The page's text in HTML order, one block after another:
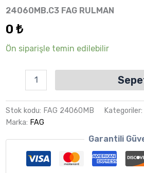
6
müşteri
puanına
5 üzerinden
aldı
24060MB.C3 FAG RULMAN
0₺
Ön siparişle temin edilebilir
Stok kodu: FAG 24060MB
Marka: FAG
Garantili